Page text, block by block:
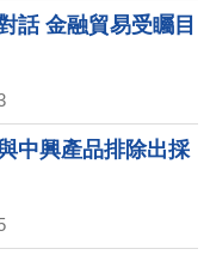
話 金融貿易受矚目
中興產品排除出採